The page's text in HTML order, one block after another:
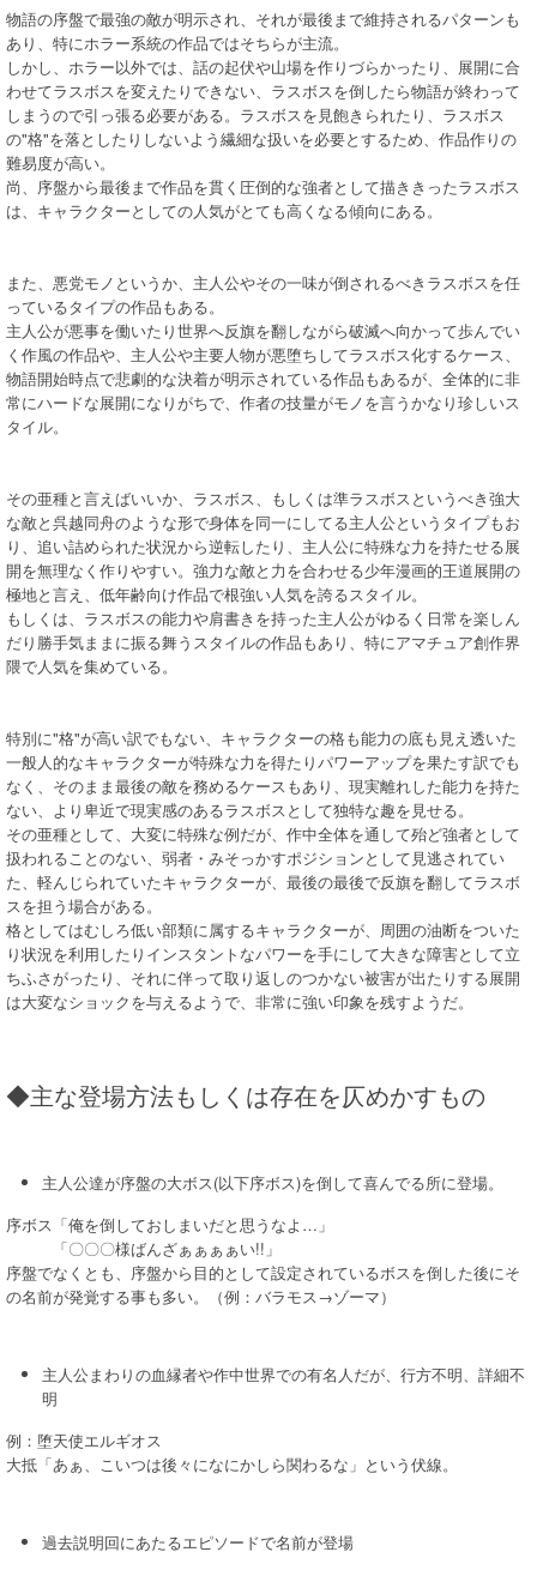
物語の序盤で最強の敵が明示され、それが最後まで維持されるパターンも
あり、特にホラー系統の作品ではそちらが主流。
しかし、ホラー以外では、話の起伏や山場を作りづらかったり、展開に合
わせてラスボスを変えたりできない、ラスボスを倒したら物語が終わって
しまうので引っ張る必要がある。ラスボスを見飽きられたり、ラスボス
の"格"を落としたりしないよう繊細な扱いを必要とするため、作品作りの
難易度が高い。
尚、序盤から最後まで作品を貫く圧倒的な強者として描ききったラスボス
は、キャラクターとしての人気がとても高くなる傾向にある。
また、悪党モノというか、主人公やその一味が倒されるべきラスボスを任
っているタイプの作品もある。
主人公が悪事を働いたり世界へ反旗を翻しながら破滅へ向かって歩んでい
く作風の作品や、主人公や主要人物が悪堕ちしてラスボス化するケース、
物語開始時点で悲劇的な決着が明示されている作品もあるが、全体的に非
常にハードな展開になりがちで、作者の技量がモノを言うかなり珍しいス
タイル。
その亜種と言えばいいか、ラスボス、もしくは準ラスボスというべき強大
な敵と呉越同舟のような形で身体を同一にしてる主人公というタイプもお
り、追い詰められた状況から逆転したり、主人公に特殊な力を持たせる展
開を無理なく作りやすい。強力な敵と力を合わせる少年漫画的王道展開の
極地と言え、低年齢向け作品で根強い人気を誇るスタイル。
もしくは、ラスボスの能力や肩書きを持った主人公がゆるく日常を楽しん
だり勝手気ままに振る舞うスタイルの作品もあり、特にアマチュア創作界
隈で人気を集めている。
特別に"格"が高い訳でもない、キャラクターの格も能力の底も見え透いた
一般人的なキャラクターが特殊な力を得たりパワーアップを果たす訳でも
なく、そのまま最後の敵を務めるケースもあり、現実離れした能力を持た
ない、より卑近で現実感のあるラスボスとして独特な趣を見せる。
その亜種として、大変に特殊な例だが、作中全体を通して殆ど強者として
扱われることのない、弱者・みそっかすポジションとして見逃されてい
た、軽んじられていたキャラクターが、最後の最後で反旗を翻してラスボ
スを担う場合がある。
格としてはむしろ低い部類に属するキャラクターが、周囲の油断をついた
り状況を利用したりインスタントなパワーを手にして大きな障害として立
ちふさがったり、それに伴って取り返しのつかない被害が出たりする展開
は大変なショックを与えるようで、非常に強い印象を残すようだ。
◆主な登場方法もしくは存在を仄めかすもの
主人公達が序盤の大ボス(以下序ボス)を倒して喜んでる所に登場。
序ボス「俺を倒しておしまいだと思うなよ…」
「〇〇〇様ばんざぁぁぁぁい!!」
序盤でなくとも、序盤から目的として設定されているボスを倒した後にそ
の名前が発覚する事も多い。（例：バラモス→ゾーマ）
主人公まわりの血縁者や作中世界での有名人だが、行方不明、詳細不
明
例：堕天使エルギオス
大抵「あぁ、こいつは後々になにかしら関わるな」という伏線。
過去説明回にあたるエピソードで名前が登場